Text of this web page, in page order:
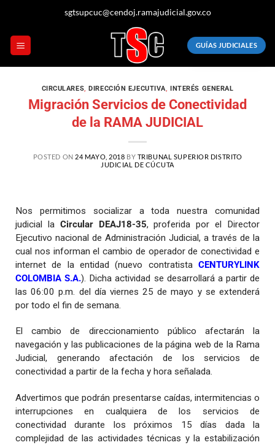
sgtsupcuc@cendoj.ramajudicial.gov.co
GUÍAS JUDICIALES
CIRCULARES,DIRECCIÓN EJECUTIVA,INTERÉS GENERAL
Migración Servicios de Conectividad
de la RAMA JUDICIAL
POSTED ON 24 MAYO, 2018 BY TRIBUNAL SUPERIOR DISTRITO
JUDICIAL DE CÚCUTA
Nos permitimos socializar a toda nuestra comunidad
judicial la Circular DEAJ18-35, proferida por el Director
Ejecutivo nacional de Administración Judicial, a través de la
cual nos informan el cambio de operador de conectividad e
internet de la entidad (nuevo contratista CENTURYLINK
COLOMBIA S.A.). Dicha actividad se desarrollará a partir de
las 06:00 p.m. del día viernes 25 de mayo y se extenderá
por todo el fin de semana.
El cambio de direccionamiento público afectarán la
navegación y las publicaciones de la página web de la Rama
Judicial, generando afectación de los servicios de
conectividad a partir de la fecha y hora señalada.
Advertimos que podrán presentarse caídas, intermitencias o
interrupciones en cualquiera de los servicios de
conectividad durante los próximos 15 días dada la
complejidad de las actividades técnicas y la estabilización